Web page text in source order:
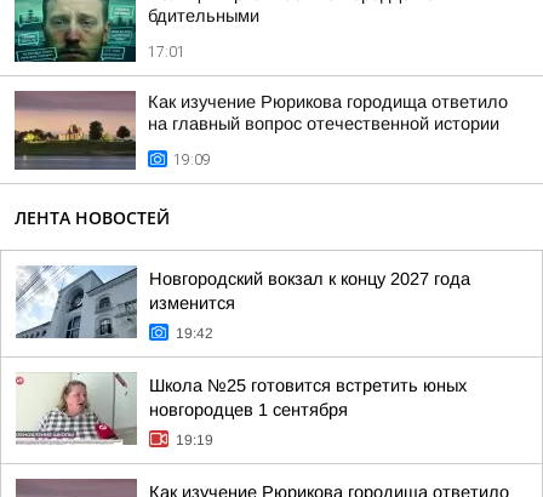
бдительными
17:01
Как изучение Рюрикова городища ответило
на главный вопрос отечественной истории
19:09
ЛЕНТА НОВОСТЕЙ
Новгородский вокзал к концу 2027 года
изменится
19:42
Школа №25 готовится встретить юных
новгородцев 1 сентября
19:19
Как изучение Рюрикова городища ответило